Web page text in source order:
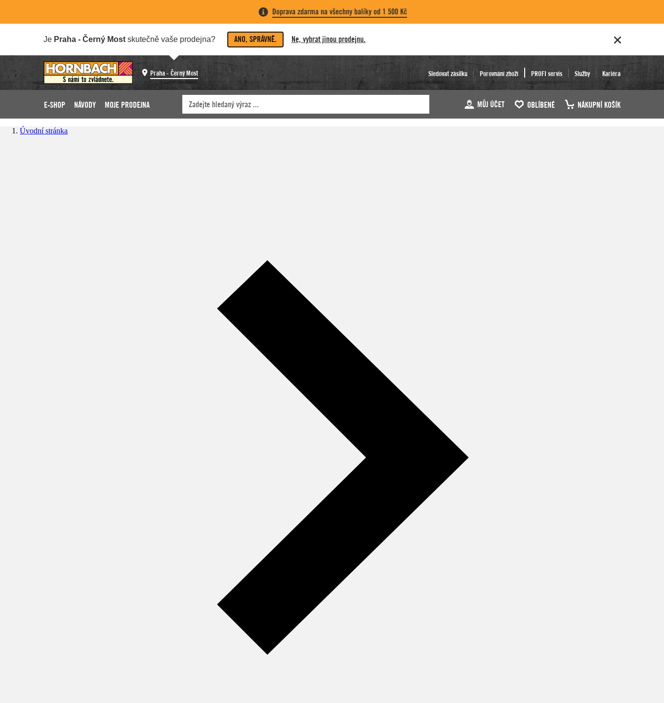
Doprava zdarma na všechny balíky od 1 500 Kč
Je Praha - Černý Most skutečně vaše prodejna? ANO, SPRÁVNĚ. Ne, vybrat jinou prodejnu.
Praha - Černý Most Sledovat zásilku Porovnání zboží PROFI servis Služby Kariéra
E-SHOP NÁVODY MOJE PRODEJNA MŮJ ÚČET OBLÍBENÉ NÁKUPNÍ KOŠÍK
Úvodní stránka